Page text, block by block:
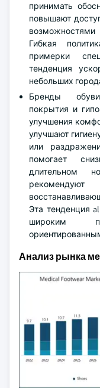
принимать
повышают
Гибкая
примерки
тенденция
небольших
Бренды
покрытия и
улучшения
улучшают
или
помогает
длительном
Эта тенденция
широким
Анализ рынка